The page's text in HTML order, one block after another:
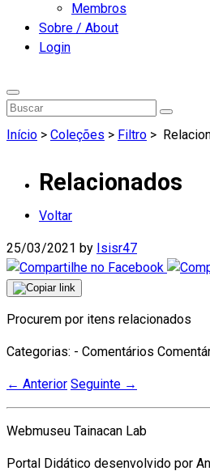
Membros
Sobre / About
Login
Início > Coleções > Filtro >
Relacionados
Voltar
25/03/2021 by Isisr47
Procurem por itens relacionados
Categorias: - Comentários
← Anterior Seguinte →
Webmuseu Tainacan Lab
Portal Didático desenvolvido por